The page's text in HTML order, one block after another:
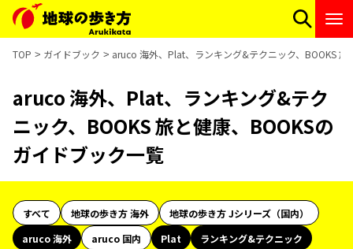
TOP ガイドブック aruco 海外、Plat、ランキング&テクニック、BOOKS
aruco 海外、Plat、ランキング&テク
ニック、BOOKS 旅と健康、BOOKSの
ガイドブック一覧
すべて 地球の歩き方 海外
地球の歩き方 Jシリーズ（国内）
aruco 海外
aruco 国内 Plat
ランキング&テクニック